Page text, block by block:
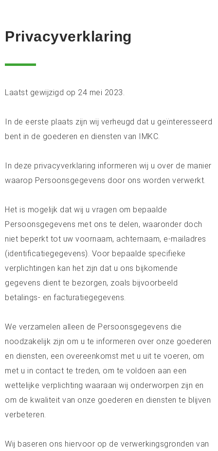
Privacyverklaring
Laatst gewijzigd op 24 mei 2023.
In de eerste plaats zijn wij verheugd dat u geïnteresseerd
bent in de goederen en diensten van IMKC.
In deze privacyverklaring informeren wij u over de manier
waarop Persoonsgegevens door ons worden verwerkt.
Het is mogelijk dat wij u vragen om bepaalde
Persoonsgegevens met ons te delen, waaronder doch
niet beperkt tot uw voornaam, achternaam, e-mailadres
(identificatiegegevens). Voor bepaalde specifieke
verplichtingen kan het zijn dat u ons bijkomende
gegevens dient te bezorgen, zoals bijvoorbeeld
betalings- en facturatiegegevens.
We verzamelen alleen de Persoonsgegevens die
noodzakelijk zijn om u te informeren over onze goederen
en diensten, een overeenkomst met u uit te voeren, om
met u in contact te treden, om te voldoen aan een
wettelijke verplichting waaraan wij onderworpen zijn en
om de kwaliteit van onze goederen en diensten te blijven
verbeteren.
Wij baseren ons hiervoor op de verwerkingsgronden van